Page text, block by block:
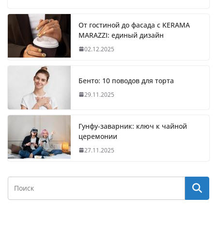
От гостиной до фасада с KERAMA
MARAZZI: единый дизайн
02.12.2025
Бенто: 10 поводов для торта
29.11.2025
Гунфу-заварник: ключ к чайной
церемонии
27.11.2025